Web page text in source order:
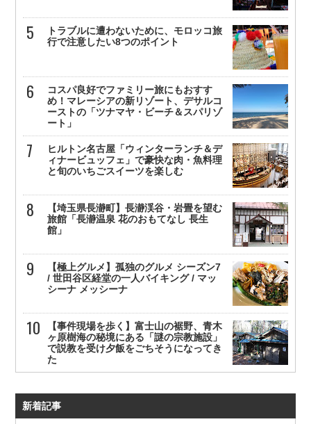
トラブルに遭わないために、モロッコ旅
行で注意したい8つのポイント
コスパ良好でファミリー旅にもおすす
め！マレーシアの新リゾート、デサルコ
ーストの「ツナマヤ・ビーチ＆スパリゾ
ート」
ヒルトン名古屋「ウィンターランチ＆デ
ィナービュッフェ」で豪快な肉・魚料理
と旬のいちごスイーツを楽しむ
【埼玉県長瀞町】長瀞渓谷・岩畳を望む
旅館「長瀞温泉 花のおもてなし 長生
館」
【極上グルメ】孤独のグルメ シーズン7
/ 世田谷区経堂の一人バイキング / マッ
シーナ メッシーナ
【事件現場を歩く】富士山の裾野、青木
ヶ原樹海の秘境にある「謎の宗教施設」
で説教を受け夕飯をごちそうになってき
た
新着記事